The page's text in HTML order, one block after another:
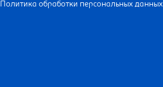
Политика обработки персональных данных